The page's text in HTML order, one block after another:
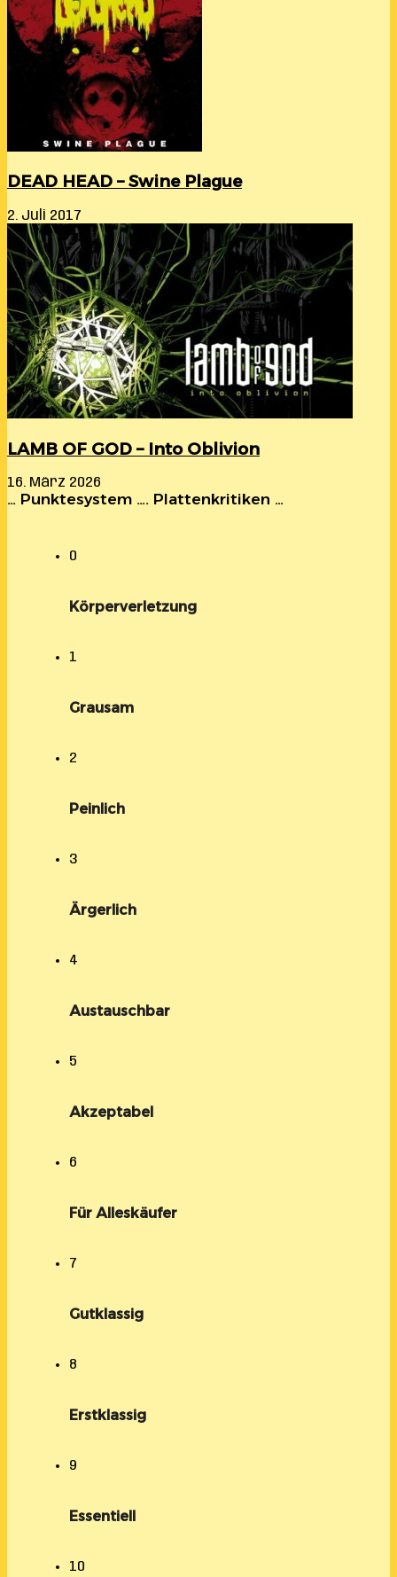
DEAD HEAD – Swine Plague
2. Juli 2017
LAMB OF GOD – Into Oblivion
16. März 2026
… Punktesystem …. Plattenkritiken …
0
Körperverletzung
1
Grausam
2
Peinlich
3
Ärgerlich
4
Austauschbar
5
Akzeptabel
6
Für Alleskäufer
7
Gutklassig
8
Erstklassig
9
Essentiell
10